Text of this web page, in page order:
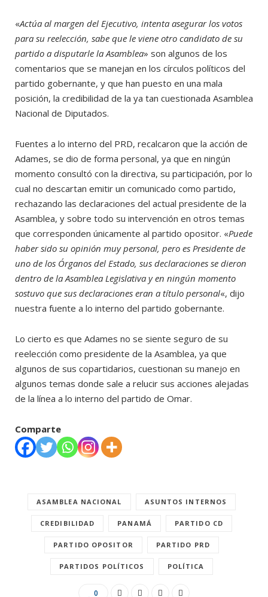
«Actúa al margen del Ejecutivo, intenta asegurar los votos
para su reelección, sabe que le viene otro candidato de su
partido a disputarle la Asamblea» son algunos de los
comentarios que se manejan en los círculos políticos del
partido gobernante, y que han puesto en una mala
posición, la credibilidad de la ya tan cuestionada Asamblea
Nacional de Diputados.
Fuentes a lo interno del PRD, recalcaron que la acción de
Adames, se dio de forma personal, ya que en ningún
momento consultó con la directiva, su participación, por lo
cual no descartan emitir un comunicado como partido,
rechazando las declaraciones del actual presidente de la
Asamblea, y sobre todo su intervención en otros temas
que corresponden únicamente al partido opositor. «Puede
haber sido su opinión muy personal, pero es Presidente de
uno de los Órganos del Estado, sus declaraciones se dieron
dentro de la Asamblea Legislativa y en ningún momento
sostuvo que sus declaraciones eran a título personal«, dijo
nuestra fuente a lo interno del partido gobernante.
Lo cierto es que Adames no se siente seguro de su
reelección como presidente de la Asamblea, ya que
algunos de sus copartidarios, cuestionan su manejo en
algunos temas donde sale a relucir sus acciones alejadas
de la línea a lo interno del partido de Omar.
Comparte
ASAMBLEA NACIONAL ASUNTOS INTERNOS
CREDIBILIDAD PANAMÁ PARTIDO CD
PARTIDO OPOSITOR PARTIDO PRD
PARTIDOS POLÍTICOS POLÍTICA
0